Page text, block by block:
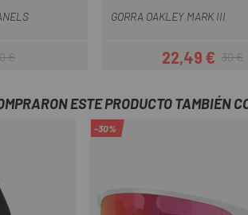
regular
€
GORRA OAKLEY MARK III
Precio
22,49 €Precio
30 €
ESTE PRODUCTO TAMBIÉN
-30%